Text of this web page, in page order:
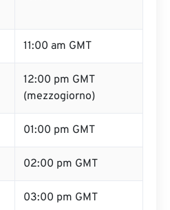
11:00 am GMT
12:00 pm GMT
(mezzogiorno)
01:00 pm GMT
02:00 pm GMT
03:00 pm GMT